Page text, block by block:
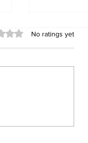
Download
0 out of 5 stars.
No ratings yet